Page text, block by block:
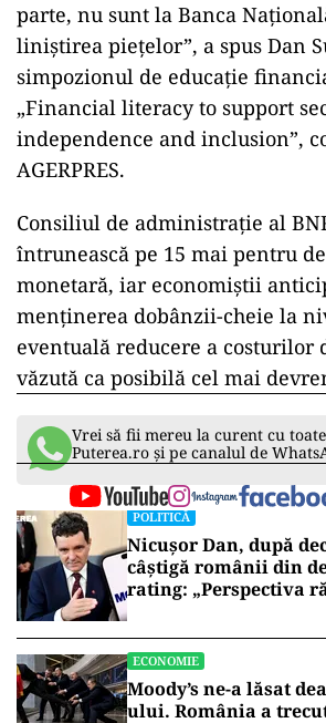
parte, nu sunt la Banca
liniştirea pieţelor”, a spus Dan
simpozionul de educaţie
„Financial literacy to support
independence and inclusion”,
AGERPRES.
Consiliul de administrație al
întrunească pe 15 mai pentru
monetară, iar economiștii
menținerea dobânzii-cheie la
eventuală reducere a costurilor
văzută ca posibilă cel mai
Vrei să fii mereu la curent cu
Puterea.ro și pe canalul de
POLITICĂ
Nicușor Dan, după
câștigă românii din
rating: „Perspectiva
ECONOMIE
Moody’s ne-a lăsat
ului. România a